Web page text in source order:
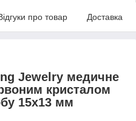
про товар Доставка
Jewelry медичне
кристалом
15х13 мм